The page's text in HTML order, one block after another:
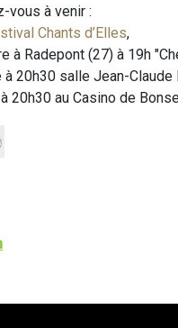
vous à venir :
Chants d’Elles,
à Radepont (27) à 19h
à 20h30 salle Jean-
20h30 au Casino de